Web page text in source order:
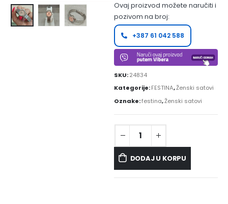
Ovaj proizvod možete naručiti i
pozivom na broj:
+387 61 042 588
SKU:24834
Kategorije:FESTINA,Ženski satovi
Oznake:festina,Ženski satovi
DODAJ U KORPU